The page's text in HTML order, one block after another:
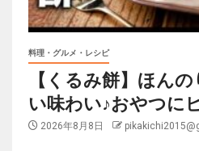
料理・グルメ・レシピ
【くるみ餅】ほん
い味わい♪おやつに
2026年8月8日